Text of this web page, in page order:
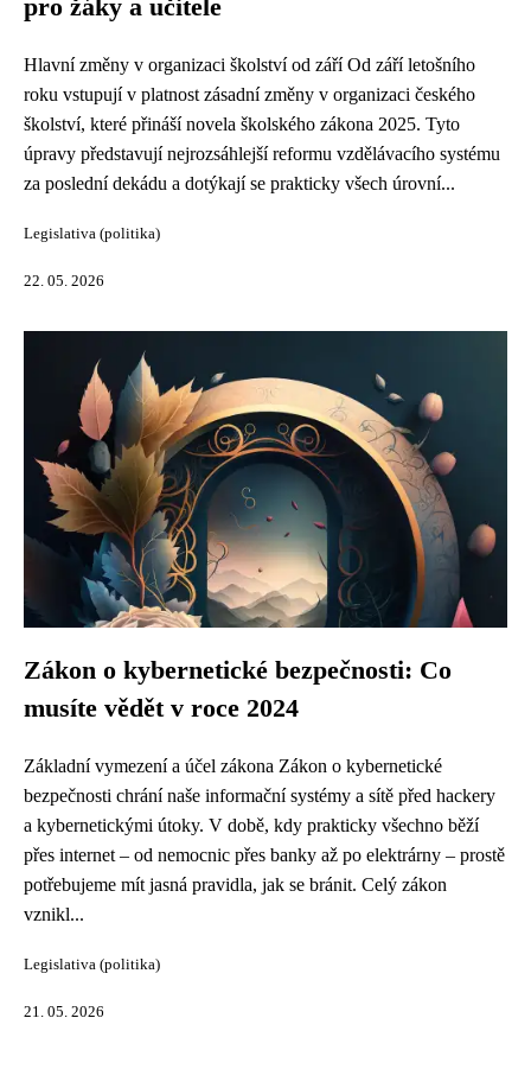
pro žáky a učitele
Hlavní změny v organizaci školství od září Od září letošního
roku vstupují v platnost zásadní změny v organizaci českého
školství, které přináší novela školského zákona 2025. Tyto
úpravy představují nejrozsáhlejší reformu vzdělávacího systému
za poslední dekádu a dotýkají se prakticky všech úrovní...
Legislativa (politika)
22. 05. 2026
Zákon o kybernetické bezpečnosti: Co
musíte vědět v roce 2024
Základní vymezení a účel zákona Zákon o kybernetické
bezpečnosti chrání naše informační systémy a sítě před hackery
a kybernetickými útoky. V době, kdy prakticky všechno běží
přes internet – od nemocnic přes banky až po elektrárny – prostě
potřebujeme mít jasná pravidla, jak se bránit. Celý zákon
vznikl...
Legislativa (politika)
21. 05. 2026